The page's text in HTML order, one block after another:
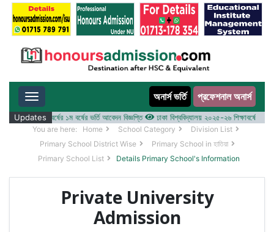
Toggle navigation অনার্স ভর্তি প্রফেশনাল অনার্স
Updates
২৬ শিক্ষাবর্ষের ১ম বর্ষের ভর্তি আবেদন বিজ্ঞপ্তি ঢাকা বিশ্ববিদ্যালয় ২০২৫-২৬ শিক্ষাবর্ষে
You are here: Home School Category
Division List
Primary School District Wise
Primary School in হাতিয়া
Primary School List
Details Primary School's Information
Private University
Admission